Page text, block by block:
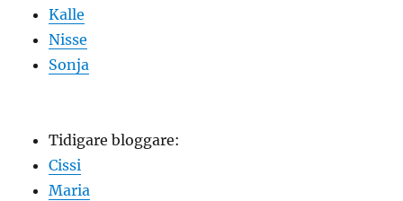
Kalle
Nisse
Sonja
Tidigare bloggare:
Cissi
Maria